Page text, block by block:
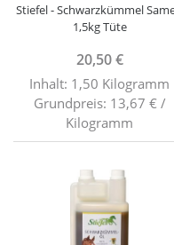
Stiefel - Schwarzkümmel
1,5kg Tüte
20,50 €
Inhalt: 1,50 Kilogramm
Grundpreis: 13,67 € /
Kilogramm